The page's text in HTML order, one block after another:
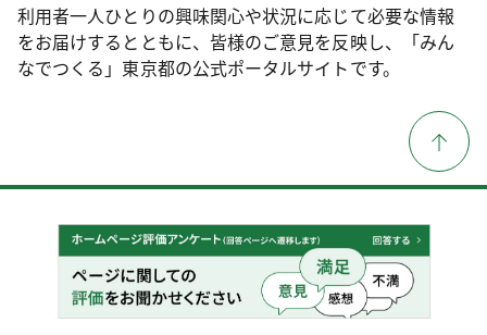
利用者一人ひとりの興味関心や状況に応じて必要な情報
をお届けするとともに、皆様のご意見を反映し、「みん
なでつくる」東京都の公式ポータルサイトです。